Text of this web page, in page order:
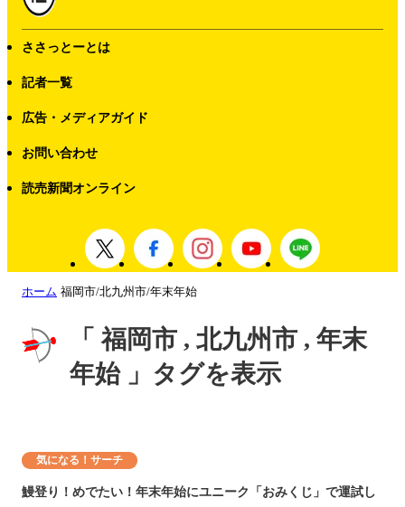
ささっとーとは
記者一覧
広告・メディアガイド
お問い合わせ
読売新聞オンライン
ホーム 福岡市/北九州市/年末年始
「 福岡市 , 北九州市 , 年末
年始 」タグを表示
気になる！サーチ
鰻登り！めでたい！年末年始にユニーク「おみくじ」で運試し